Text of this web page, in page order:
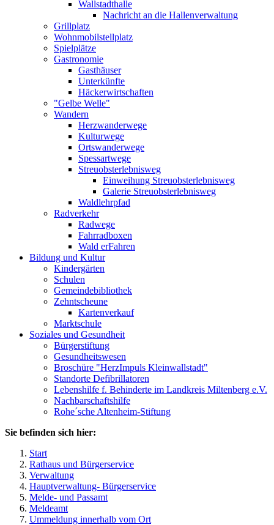
Wallstadthalle
Nachricht an die Hallenverwaltung
Grillplatz
Wohnmobilstellplatz
Spielplätze
Gastronomie
Gasthäuser
Unterkünfte
Häckerwirtschaften
"Gelbe Welle"
Wandern
Herzwanderwege
Kulturwege
Ortswanderwege
Spessartwege
Streuobsterlebnisweg
Einweihung Streuobsterlebnisweg
Galerie Streuobsterlebnisweg
Waldlehrpfad
Radverkehr
Radwege
Fahrradboxen
Wald erFahren
Bildung und Kultur
Kindergärten
Schulen
Gemeindebibliothek
Zehntscheune
Kartenverkauf
Marktschule
Soziales und Gesundheit
Bürgerstiftung
Gesundheitswesen
Broschüre "HerzImpuls Kleinwallstadt"
Standorte Defibrillatoren
Lebenshilfe f. Behinderte im Landkreis Miltenberg e.V.
Nachbarschaftshilfe
Rohe´sche Altenheim-Stiftung
Sie befinden sich hier:
Start
Rathaus und Bürgerservice
Verwaltung
Hauptverwaltung- Bürgerservice
Melde- und Passamt
Meldeamt
Ummeldung innerhalb vom Ort